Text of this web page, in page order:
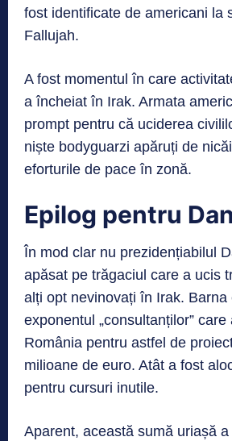
fost identificate de americani la
Fallujah.
A fost momentul în care
a încheiat în Irak. Armata
prompt pentru că uciderea
niște bodyguarzi apăruți de
eforturile de pace în zonă.
Epilog pentru
În mod clar nu prezidențiabilul
apăsat pe trăgaciul care a ucis
alți opt nevinovați în Irak. Barna
exponentul „consultanților”
România pentru astfel de
milioane de euro. Atât a fost
pentru cursuri inutile.
Aparent, această sumă uriașă